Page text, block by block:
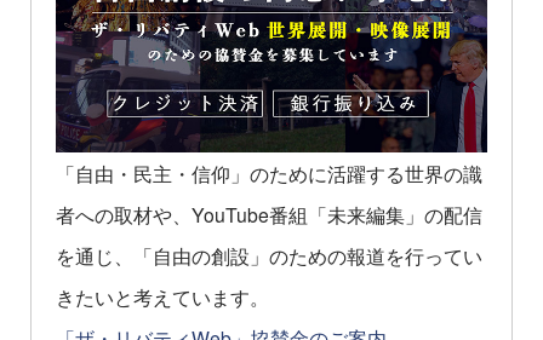
「自由・民主・信仰」のために活躍する世界の識
者への取材や、YouTube番組「未来編集」の配信
を通じ、「自由の創設」のための報道を行ってい
きたいと考えています。